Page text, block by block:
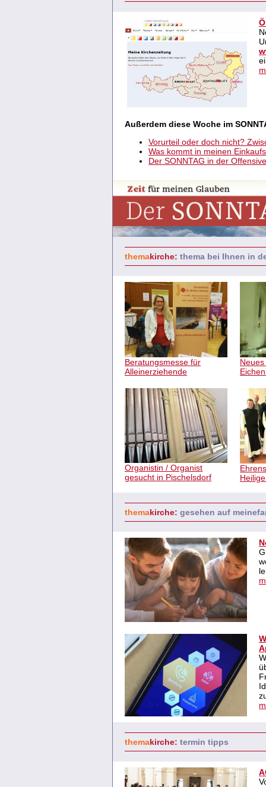
Außerdem diese Woche im
Vorurteil oder doch nicht?
Was kommt in meinen
Der SONNTAG in der
themakirche: thema bei Ihnen in
Beratungsmesse für
Alleinerziehende
Organistin / Organist
gesucht in Pischelsdorf
themakirche: gesehen auf
themakirche: termin tipps